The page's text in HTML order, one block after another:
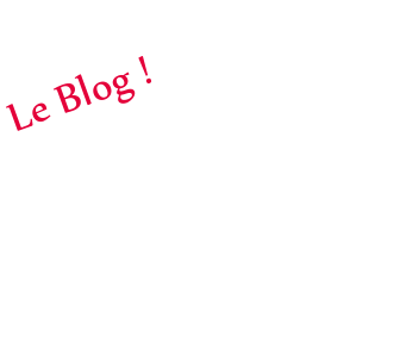
Le Blog !